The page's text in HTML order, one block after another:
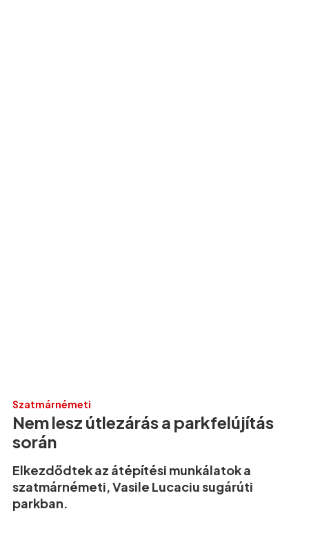
Szatmárnémeti
Nem lesz útlezárás a parkfelújítás
során
Elkezdődtek az átépítési munkálatok a
szatmárnémeti, Vasile Lucaciu sugárúti
parkban.